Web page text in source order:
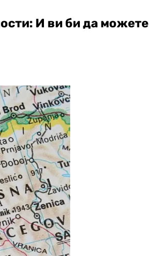
И ви би да можете